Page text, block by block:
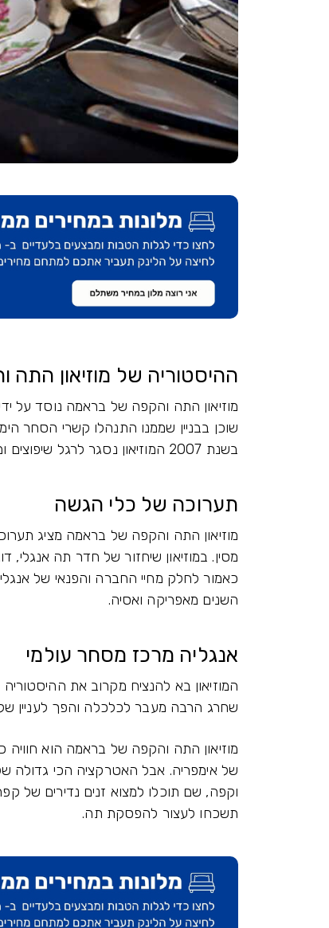
ההיסטוריה של מוזיאון התה
שוכן בבניין שממנו התנהלו קשרי הסחר
בשנת 2007 המוזיאון נסגר לרגל שיפוצים ומאז טרם נפתח.
תערוכה של כלי הגשה
מוזיאון התה והקפה של בראמה מציג
מסין. במוזיאון שיחזור של חדר תה
כאמור לחלק מחיי החברה והפנאי של
השנים מאפריקה ואסיה.
אנגליה מרכז מסחר עולמי
המוזיאון בא להנציח מקרוב את
שחרג הרבה מעבר לכלכלה והפך לעניין
מוזיאון התה והקפה של בראמה הוא
של אימפריה. אבל האטרקציה הכי גדולה
וקפה, שם תוכלו למצוא זנים נדירים של
תשכחו לעצור להפסקת תה.